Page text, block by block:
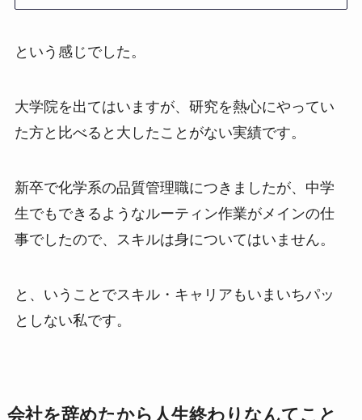
という感じでした。
大学院を出てはいますが、研究を熱心にやってい
た方と比べると大したことがない実績です。
新卒で化学系の品質管理職につきましたが、中学
生でもできるようなルーティン作業がメインの仕
事でしたので、スキルは身についてはいません。
と、いうことでスキル・キャリアもいまいちパッ
としない私です。
会社を辞めたから人生終わりなんてこと